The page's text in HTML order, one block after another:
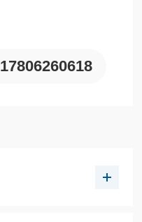
17806260618